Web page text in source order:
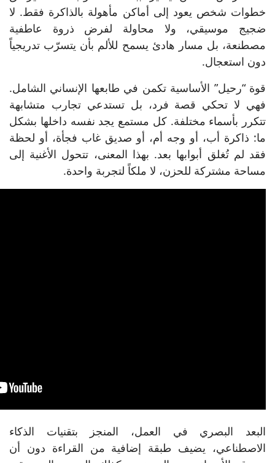
خطوات شخص يعود إلى أماكن مأهولة بالذاكرة فقط. لا
ضجيج موسيقي، ولا محاولة لفرض ذروة عاطفية
مصطنعة، بل مسار هادئ يسمح للألم بأن يتسرّب تدريجياً
دون استعجال.
قوة “رحيل” الأساسية تكمن في طابعها الإنساني الشامل.
فهي لا تحكي قصة فرد، بل تستدعي تجارب متشابهة
تتكرر بأسماء مختلفة. كل مستمع يجد نفسه داخلها بشكل
ما: ذاكرة أب، أو وجه أم، أو صديق غاب فجأة، أو لحظة
فقد لم تُغلق أبوابها بعد. بهذا المعنى، تتحول الأغنية إلى
مساحة مشتركة للحزن، لا ملكاً لتجربة واحدة.
البعد البصري في العمل، المنجز بتقنيات الذكاء
الاصطناعي، يضيف طبقة إضافية من القراءة دون أن